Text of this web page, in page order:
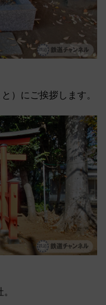
）にご挨拶します。